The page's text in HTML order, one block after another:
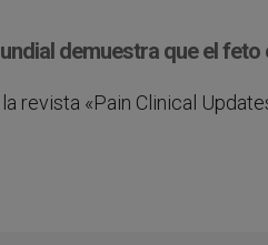
demuestra que el
revista «Pain Clinical